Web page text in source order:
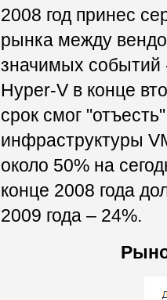
2008 год принес
рынка между
значимых событий
Hyper-V в конце
срок смог
инфраструктуры
около 50% на
конце 2008 года
2009 года – 24%.